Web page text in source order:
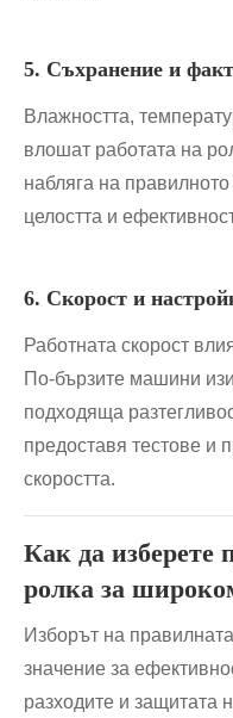
5. Съхранение и
Влажността,
влошат работата на
набляга на
целостта и
6. Скорост и
Работната скорост
По-бързите машини
подходяща
предоставя тестове и
скоростта.
Как да изберете
ролка за
Изборът на
значение за
разходите и защитата